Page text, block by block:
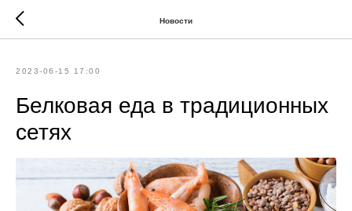
Новости
2023-06-15 17:00
Белковая еда в традиционных
сетях